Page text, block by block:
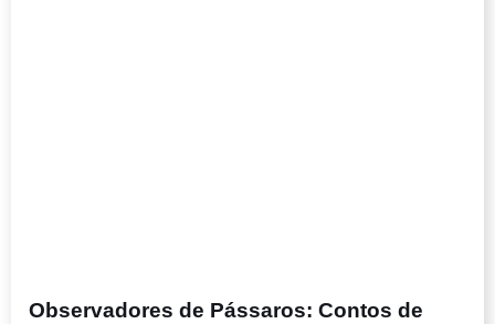
Observadores de Pássaros: Contos de